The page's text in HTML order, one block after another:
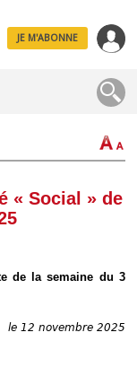
JE M'ABONNE
« Social » de
de la semaine du 3
le 12 novembre 2025